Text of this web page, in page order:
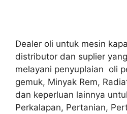
Dealer oli untuk mesin
distributor dan suplier yang
melayani penyuplaian oli
gemuk, Minyak Rem,
dan keperluan lainnya
Perkalapan, Pertanian,